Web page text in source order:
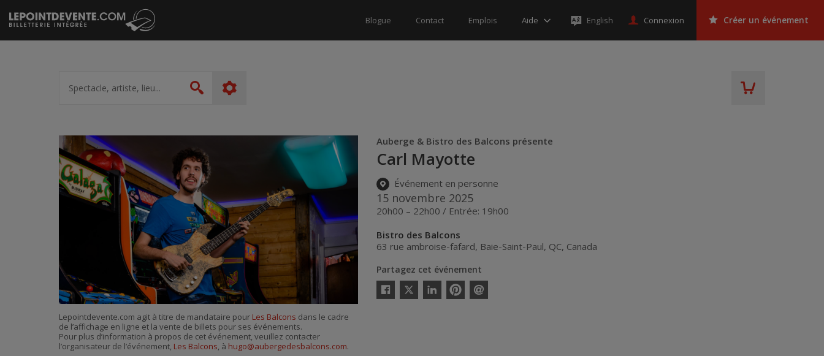
Passer
au
contenu
Blogue Contact Emplois Aide English Connexion Créer un événement
artiste,
lieu...
Rechercher
Auberge & Bistro des Balcons présente
Carl Mayotte
Événement en personne
15 novembre 2025
20h00 – 22h00 / Entrée: 19h00
Bistro des Balcons
63 rue ambroise-fafard, Baie-Saint-Paul, QC, Canada
Partagez cet événement
Facebook
Twitter
LinkedinPinterestEnvoyer
Lepointdevente.com agit à titre de mandataire pour Les Balcons dans le cadre
de l’affichage en ligne et la vente de billets pour ses événements.
Pour plus d’information à propos de cet événement, veuillez contacter
l’organisateur de l’événement, Les Balcons, à hugo@aubergedesbalcons.com.